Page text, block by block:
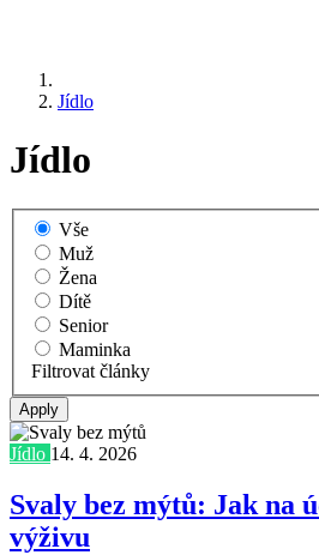
Jídlo
Jídlo
Vše
Muž
Žena
Dítě
Senior
Maminka
Filtrovat články
Jídlo 14. 4. 2026
Svaly bez mýtů: Jak na
výživu